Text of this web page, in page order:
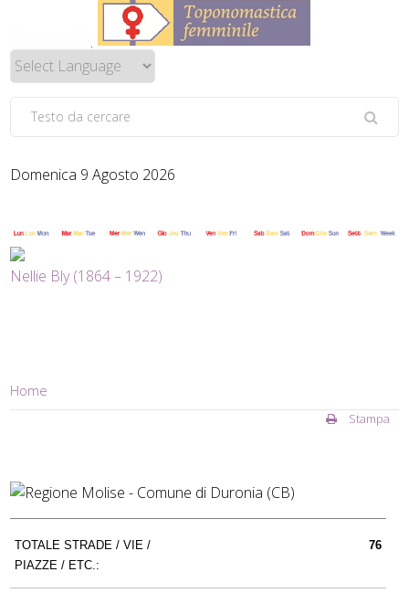
Domenica 9 Agosto 2026
Nellie Bly (1864 – 1922)
Home
Stampa
TOTALE STRADE / VIE /
PIAZZE / ETC.:
76